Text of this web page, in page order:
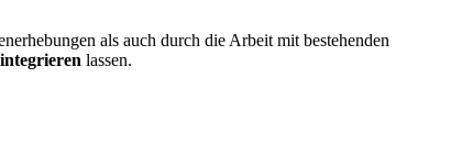
als auch durch die Arbeit mit bestehenden
lassen.